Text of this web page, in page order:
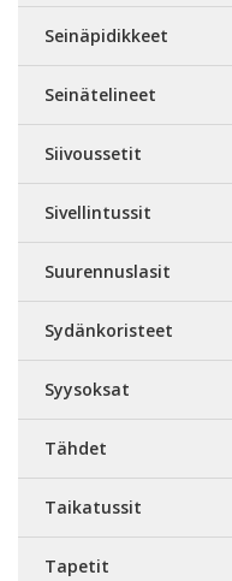
Seinäpidikkeet
Seinätelineet
Siivoussetit
Sivellintussit
Suurennuslasit
Sydänkoristeet
Syysoksat
Tähdet
Taikatussit
Tapetit